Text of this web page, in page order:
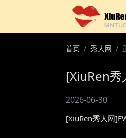
首页 秀人网
[XiuRen
2026-06-30
[XiuRen秀人网